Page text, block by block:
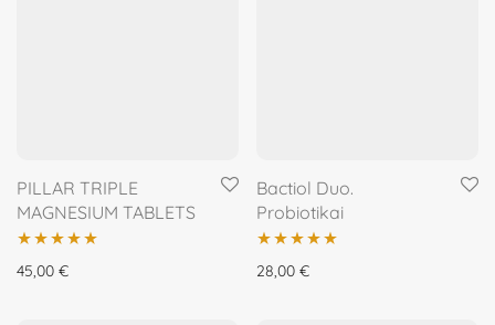
PILLAR TRIPLE
MAGNESIUM TABLETS
Įvertinimas:
45,00 €
Bactiol Duo.
Probiotikai
Įvertinimas:
28,00 €